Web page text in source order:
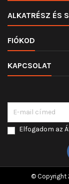
ALKATRÉSZ ÉS
FIÓKOD
KAPCSOLAT
Elfogadom az
© Copyright